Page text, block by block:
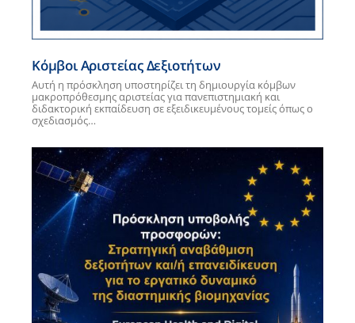
Κόμβοι Αριστείας Δεξιοτήτων
Αυτή η πρόσκληση υποστηρίζει τη δημιουργία κόμβων
μακροπρόθεσμης αριστείας για πανεπιστημιακή και
διδακτορική εκπαίδευση σε εξειδικευμένους τομείς όπως ο
σχεδιασμός…